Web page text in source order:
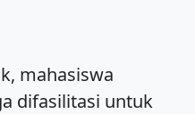
mahasiswa
difasilitasi untuk